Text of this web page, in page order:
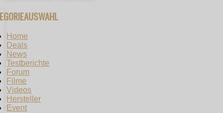
Home
Deals
News
Testberichte
Forum
Filme
Videos
Hersteller
Event